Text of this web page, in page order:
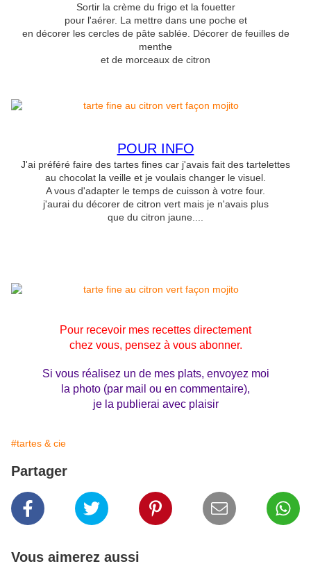
Sortir la crème du frigo et la fouetter
pour l'aérer. La mettre dans une poche et
en décorer les cercles de pâte sablée. Décorer de feuilles de
menthe
et de morceaux de citron
POUR INFO
J'ai préféré faire des tartes fines car j'avais fait des tartelettes
au chocolat la veille et je voulais changer le visuel.
A vous d'adapter le temps de cuisson à votre four.
j'aurai du décorer de citron vert mais je n'avais plus
que du citron jaune....
Pour recevoir mes recettes directement
chez vous, pensez à vous abonner.
Si vous réalisez un de mes plats, envoyez moi
la photo (par mail ou en commentaire),
je la publierai avec plaisir
#tartes & cie
Partager
Vous aimerez aussi